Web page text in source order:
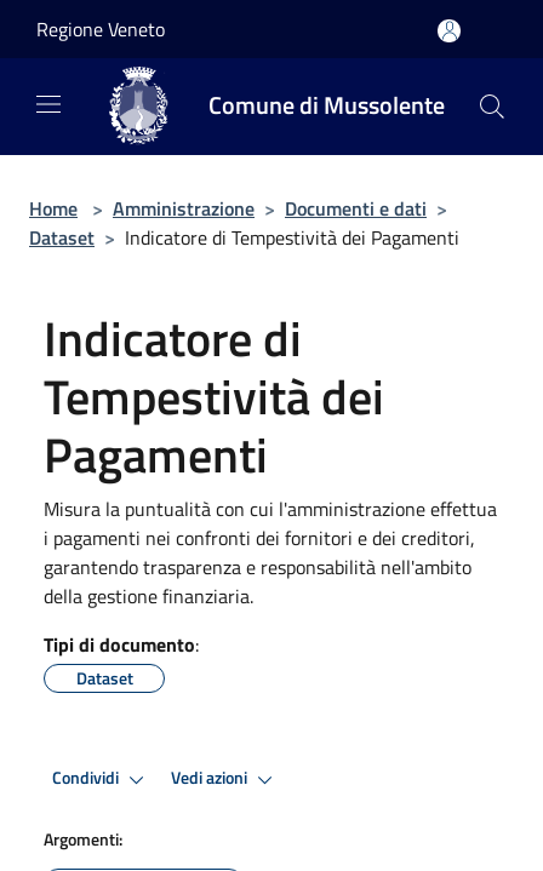
Regione Veneto
Comune di Mussolente
Home > Amministrazione > Documenti e dati >
Dataset > Indicatore di Tempestività dei Pagamenti
Indicatore di
Tempestività dei
Pagamenti
Misura la puntualità con cui l'amministrazione effettua
i pagamenti nei confronti dei fornitori e dei creditori,
garantendo trasparenza e responsabilità nell'ambito
della gestione finanziaria.
Tipi di documento:
Dataset
Condividi Vedi azioni
Argomenti: